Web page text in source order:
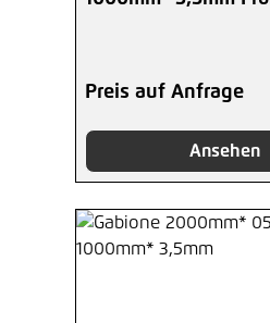
Preis auf Anfrage
Ansehen